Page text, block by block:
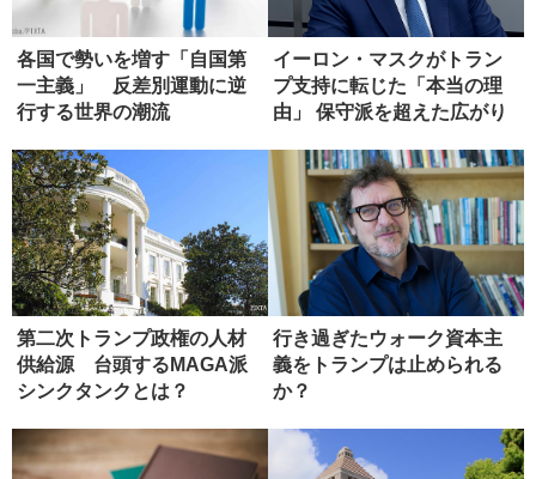
各国で勢いを増す「自国第
一主義」 反差別運動に逆
行する世界の潮流
イーロン・マスクがトラン
プ支持に転じた「本当の理
由」 保守派を超えた広がり
第二次トランプ政権の人材
供給源 台頭するMAGA派
シンクタンクとは？
行き過ぎたウォーク資本主
義をトランプは止められる
か？